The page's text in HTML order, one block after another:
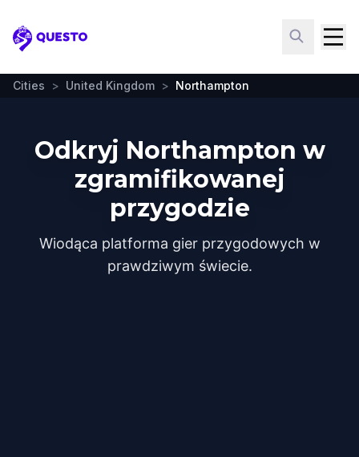
Questo
Cities > United Kingdom > Northampton
Odkryj Northampton w
zgramifikowanej
przygodzie
Wiodąca platforma gier przygodowych w
prawdziwym świecie.